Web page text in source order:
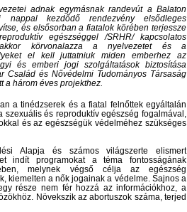
adnak egymásnak randevút a Balaton
kezdődő rendezvény elsődleges
és elsősorban a fiatalok körében terjessze
egészséggel /SRHR/ kapcsolatos
körvonalazza a nyelvezetet és a
el kell juttatniuk miden emberhez az
és emberi jogi szolgáltatások biztosítása
Család és Nővédelmi Tudományos Társaság
a három éves projekthez.
a tinédzserek és a fiatal felnőttek egyáltalán
szexuális és reproduktív egészség fogalmával,
és az egészségük védelméhez szükséges
Alapja és számos világszerte elismert
indít programokat a téma fontosságának
melynek végső célja az egészség
kiemelten a nők jogainak a védelme. Sajnos a
része nem fér hozzá az információkhoz, a
Növekszik az abortuszok száma, terjed